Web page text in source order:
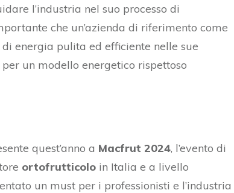
l’industria nel suo processo di
che un’azienda di riferimento come
energia pulita ed efficiente nelle sue
un modello energetico rispettoso
quest’anno a Macfrut 2024, l’evento di
ortofrutticolo in Italia e a livello
un must per i professionisti e l’industria